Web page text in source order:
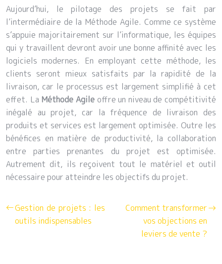
Aujourd’hui, le pilotage des projets se fait par
l’intermédiaire de la Méthode Agile. Comme ce système
s’appuie majoritairement sur l’informatique, les équipes
qui y travaillent devront avoir une bonne affinité avec les
logiciels modernes. En employant cette méthode, les
clients seront mieux satisfaits par la rapidité de la
livraison, car le processus est largement simplifié à cet
effet. La Méthode Agileoffre un niveau de compétitivité
inégalé au projet, car la fréquence de livraison des
produits et services est largement optimisée. Outre les
bénéfices en matière de productivité, la collaboration
entre parties prenantes du projet est optimisée.
Autrement dit, ils reçoivent tout le matériel et outil
nécessaire pour atteindre les objectifs du projet.
Gestion de projets : les
outils indispensables
Comment transformer
vos objections en
leviers de vente ?